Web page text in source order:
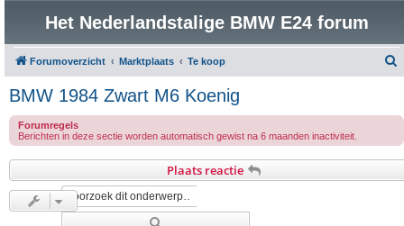
Het Nederlandstalige BMW E24 forum
Forumoverzicht Marktplaats Te koop
BMW 1984 Zwart M6 Koenig
Forumregels
Berichten in deze sectie worden automatisch gewist na 6 maanden inactiviteit.
Plaats reactie